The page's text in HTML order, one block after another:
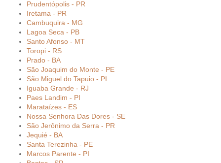
Prudentópolis - PR
Iretama - PR
Cambuquira - MG
Lagoa Seca - PB
Santo Afonso - MT
Toropi - RS
Prado - BA
São Joaquim do Monte - PE
São Miguel do Tapuio - PI
Iguaba Grande - RJ
Paes Landim - PI
Marataízes - ES
Nossa Senhora Das Dores - SE
São Jerônimo da Serra - PR
Jequié - BA
Santa Terezinha - PE
Marcos Parente - PI